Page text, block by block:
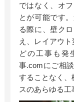
ではなく、オ
とが可能です
る際に、壁ク
え、レイアウ
どの工事も発
事.comにご相
することなく
スのあらゆる工